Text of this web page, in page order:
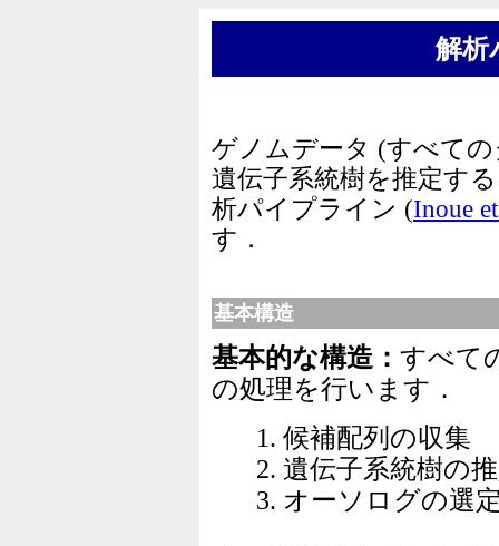
解析
ゲノムデータ (すべて
遺伝子系統樹を推定す
析パイプライン (Inoue
す．
基本構造
基本的な構造： すべて
の処理を行います．
1. 候補配列の収集
2. 遺伝子系統樹の
3. オーソログの選